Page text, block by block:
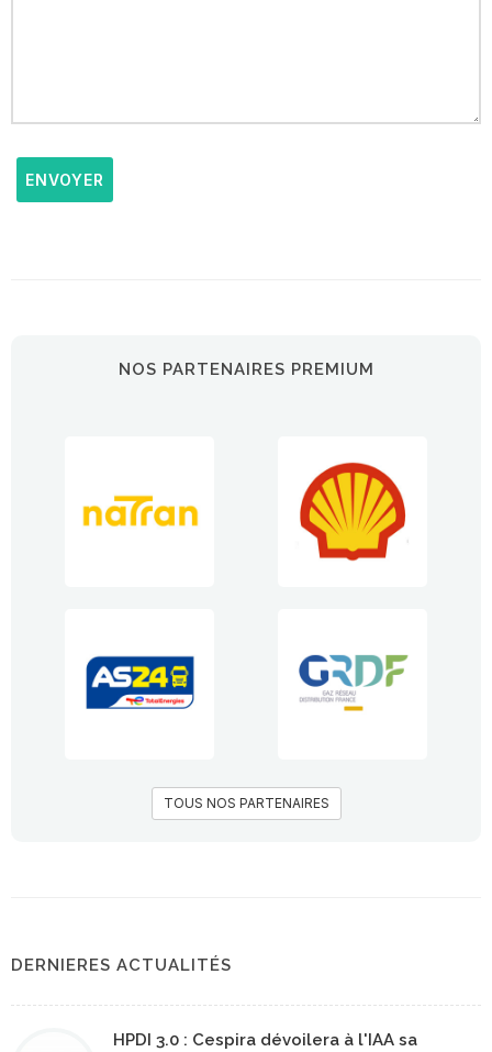
ENVOYER
NOS PARTENAIRES PREMIUM
TOUS NOS PARTENAIRES
DERNIERES ACTUALITÉS
HPDI 3.0 : Cespira dévoilera à l'IAA sa